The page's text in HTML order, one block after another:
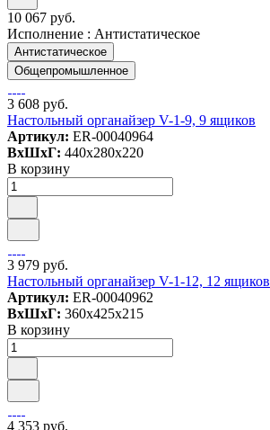
10 067 руб.
Исполнение : Антистатическое
Антистатическое
Общепромышленное
3 608 руб.
Настольный органайзер V-1-9, 9 ящиков
Артикул: ER-00040964
ВxШxГ: 440x280x220
В корзину
3 979 руб.
Настольный органайзер V-1-12, 12 ящиков
Артикул: ER-00040962
ВxШxГ: 360x425x215
В корзину
4 353 руб.